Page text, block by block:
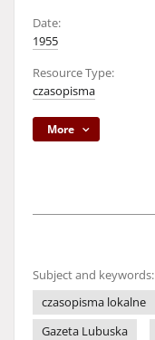
Date:
1955
Resource Type:
czasopisma
More
Subject and keywords:
czasopisma lokalne
Gazeta Lubuska